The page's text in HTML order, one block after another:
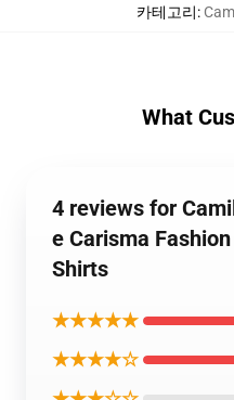
카테고리:
What
4 reviews for
e Carisma
Shirts
★★★★★
★★★★☆